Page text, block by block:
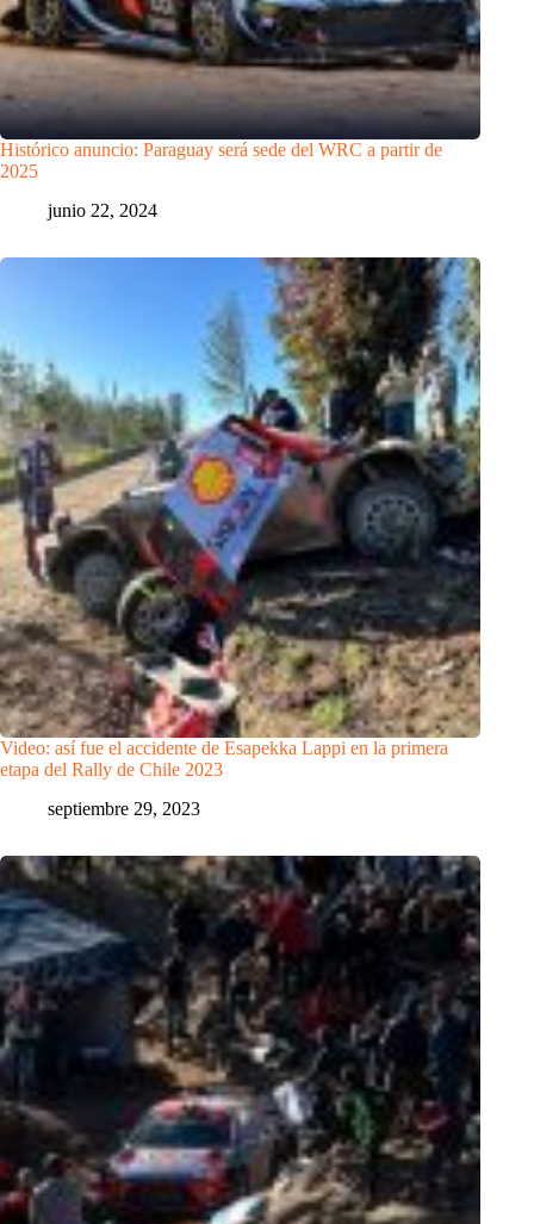
Histórico anuncio: Paraguay será sede del WRC a partir de
2025
junio 22, 2024
Video: así fue el accidente de Esapekka Lappi en la primera
etapa del Rally de Chile 2023
septiembre 29, 2023